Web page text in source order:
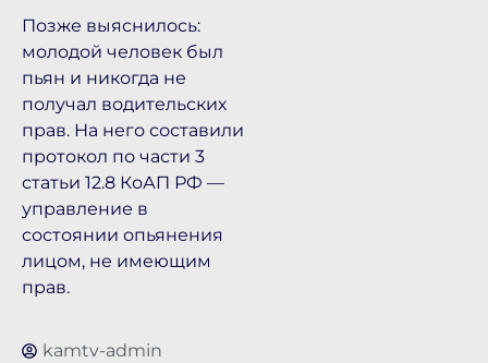
Позже выяснилось:
молодой человек был
пьян и никогда не
получал водительских
прав. На него составили
протокол по части 3
статьи 12.8 КоАП РФ —
управление в
состоянии опьянения
лицом, не имеющим
прав.
kamtv-admin